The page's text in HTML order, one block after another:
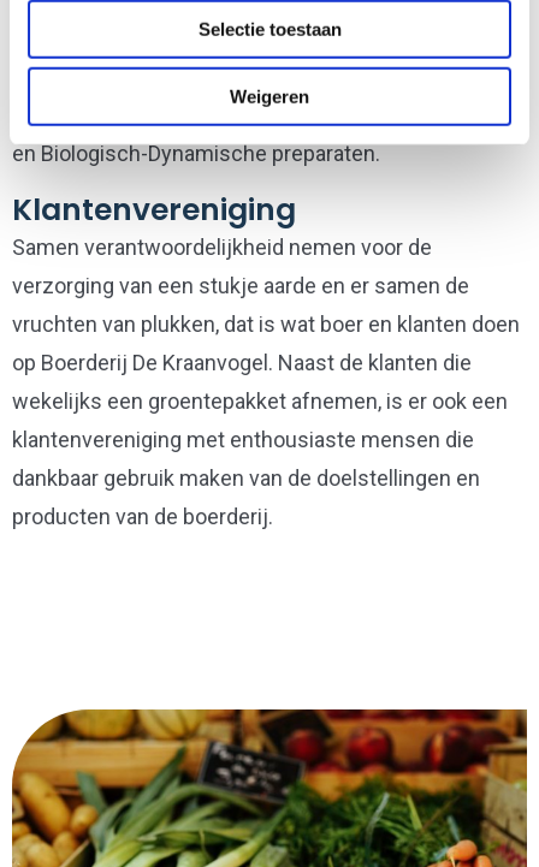
Selectie toestaan
Weigeren
willen laten gaan en dat zij deze slechts
ondersteunen met praktische landbouwkundige
maatregelen, zoals het gebruik van levende compost
en Biologisch-Dynamische preparaten.
Klantenvereniging
Samen verantwoordelijkheid nemen voor de
verzorging van een stukje aarde en er samen de
vruchten van plukken, dat is wat boer en klanten doen
op Boerderij De Kraanvogel. Naast de klanten die
wekelijks een groentepakket afnemen, is er ook een
klantenvereniging met enthousiaste mensen die
dankbaar gebruik maken van de doelstellingen en
producten van de boerderij.